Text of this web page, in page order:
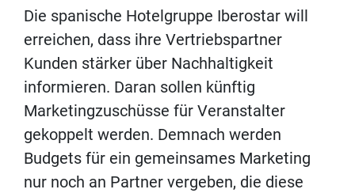
Die spanische Hotelgruppe Iberostar will
erreichen, dass ihre Vertriebspartner
Kunden stärker über Nachhaltigkeit
informieren. Daran sollen künftig
Marketingzuschüsse für Veranstalter
gekoppelt werden. Demnach werden
Budgets für ein gemeinsames Marketing
nur noch an Partner vergeben, die diese